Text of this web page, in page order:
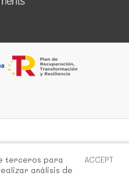
ACCEPT
terceros para
análisis de